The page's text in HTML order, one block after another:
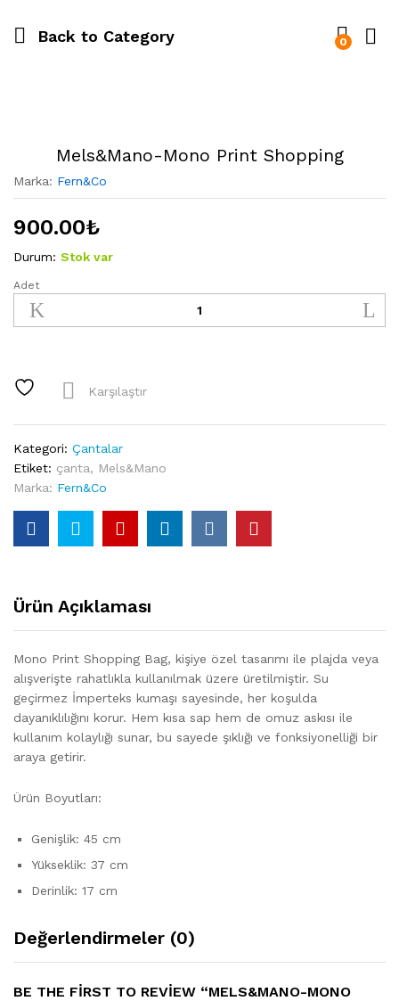
Back to Category 0
Mels&Mano-Mono Print Shopping
Marka: Fern&Co
900.00₺
Durum: Stok var
Mels&Mano-
Mono
Print
Adet
Karşılaştır
Kategori: Çantalar
Etiket: çanta, Mels&Mano
Marka: Fern&Co
Ürün Açıklaması
Mono Print Shopping Bag, kişiye özel tasarımı ile plajda veya
alışverişte rahatlıkla kullanılmak üzere üretilmiştir. Su
geçirmez İmperteks kumaşı sayesinde, her koşulda
dayanıklılığını korur. Hem kısa sap hem de omuz askısı ile
kullanım kolaylığı sunar, bu sayede şıklığı ve fonksiyonelliği bir
araya getirir.
Ürün Boyutları:
Genişlik: 45 cm
Yükseklik: 37 cm
Derinlik: 17 cm
Değerlendirmeler (0)
BE THE FIRST TO REVIEW “MELS&MANO-MONO